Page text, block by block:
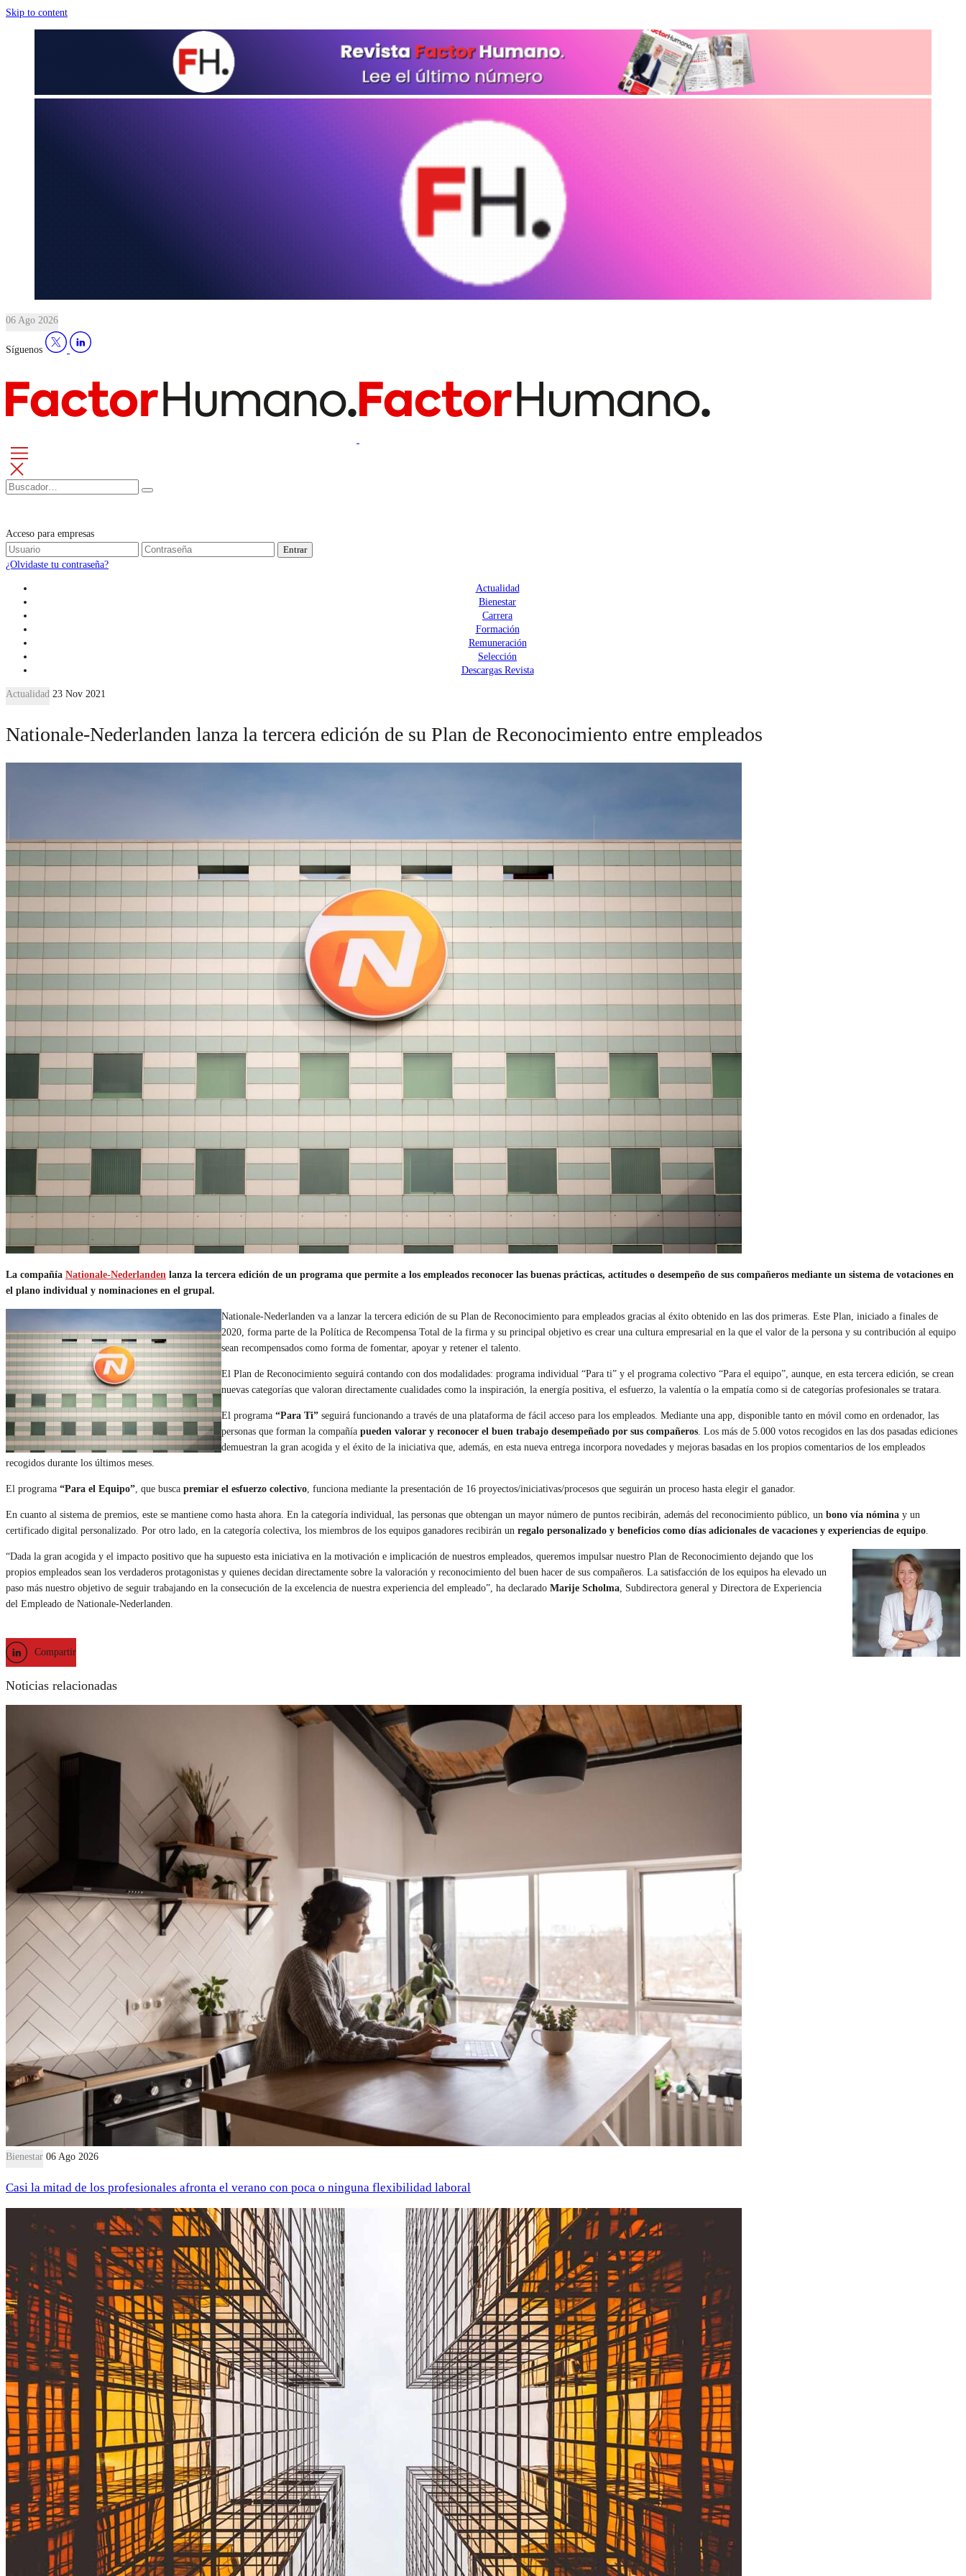
Skip to content
06 Ago 2026
Síguenos
Acceso para empresas
Entrar
¿Olvidaste tu contraseña?
Actualidad
Bienestar
Carrera
Formación
Remuneración
Selección
Descargas Revista
Actualidad 23 Nov 2021
Nationale-Nederlanden lanza la tercera edición de su Plan de Reconocimiento entre empleados
La compañía Nationale-Nederlanden lanza la tercera edición de un programa que permite a los empleados reconocer las buenas prácticas, actitudes o desempeño de sus compañeros mediante un sistema de votaciones en
el plano individual y nominaciones en el grupal.
Nationale-Nederlanden va a lanzar la tercera edición de su Plan de Reconocimiento para empleados gracias al éxito obtenido en las dos primeras. Este Plan, iniciado a finales de
2020, forma parte de la Política de Recompensa Total de la firma y su principal objetivo es crear una cultura empresarial en la que el valor de la persona y su contribución al equipo
sean recompensados como forma de fomentar, apoyar y retener el talento.
El Plan de Reconocimiento seguirá contando con dos modalidades: programa individual “Para ti” y el programa colectivo “Para el equipo”, aunque, en esta tercera edición, se crean
nuevas categorías que valoran directamente cualidades como la inspiración, la energía positiva, el esfuerzo, la valentía o la empatía como si de categorías profesionales se tratara.
El programa “Para Ti” seguirá funcionando a través de una plataforma de fácil acceso para los empleados. Mediante una app, disponible tanto en móvil como en ordenador, las
personas que forman la compañía pueden valorar y reconocer el buen trabajo desempeñado por sus compañeros . Los más de 5.000 votos recogidos en las dos pasadas ediciones
demuestran la gran acogida y el éxito de la iniciativa que, además, en esta nueva entrega incorpora novedades y mejoras basadas en los propios comentarios de los empleados
recogidos durante los últimos meses.
El programa “Para el Equipo” , que busca premiar el esfuerzo colectivo , funciona mediante la presentación de 16 proyectos/iniciativas/procesos que seguirán un proceso hasta elegir el ganador.
En cuanto al sistema de premios, este se mantiene como hasta ahora. En la categoría individual, las personas que obtengan un mayor número de puntos recibirán, además del reconocimiento público, un bono vía nómina y un
certificado digital personalizado. Por otro lado, en la categoría colectiva, los miembros de los equipos ganadores recibirán un regalo personalizado y beneficios como días adicionales de vacaciones y experiencias de equipo
“Dada la gran acogida y el impacto positivo que ha supuesto esta iniciativa en la motivación e implicación de nuestros empleados, queremos impulsar nuestro Plan de Reconocimiento dejando que los
propios empleados sean los verdaderos protagonistas y quienes decidan directamente sobre la valoración y reconocimiento del buen hacer de sus compañeros. La satisfacción de los equipos ha elevado un
paso más nuestro objetivo de seguir trabajando en la consecución de la excelencia de nuestra experiencia del empleado”, ha declarado Marije Scholma , Subdirectora general y Directora de Experiencia
del Empleado de Nationale-Nederlanden.
Compartir
Noticias relacionadas
Bienestar 06 Ago 2026
Casi la mitad de los profesionales afronta el verano con poca o ninguna flexibilidad laboral